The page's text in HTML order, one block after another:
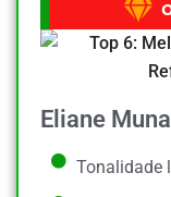
Eliane
Tonalidade